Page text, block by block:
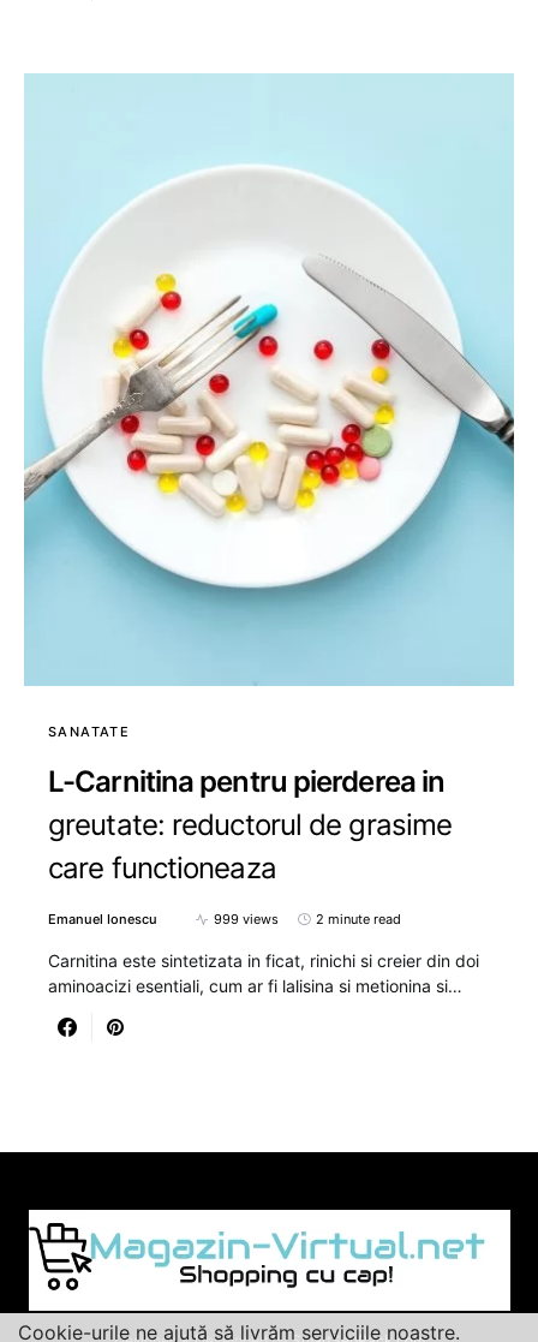
SANATATE
L-Carnitina pentru pierderea in
greutate: reductorul de grasime
care functioneaza
Emanuel Ionescu 999 views 2 minute read
Carnitina este sintetizata in ficat, rinichi si creier din doi
aminoacizi esentiali, cum ar fi lalisina si metionina si…
Cookie-urile ne ajută să livrăm serviciile noastre.